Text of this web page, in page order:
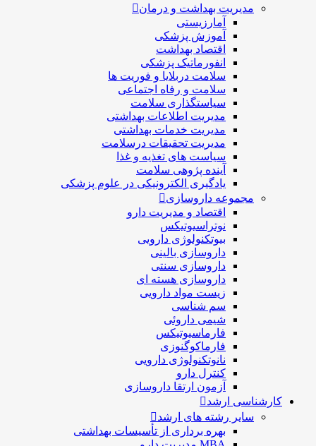
مدیریت بهداشت و درمان
آمارزیستی
آموزش پزشکی
اقتصاد بهداشت
انفورماتیک پزشکی
سلامت دربلايا و فوريت ها
سلامت و رفاه اجتماعی
سیاستگذاری سلامت
مدیریت اطلاعات بهداشتی
مدیریت خدمات بهداشتی
مدیریت تحقیقات درسلامت
سیاست های تغذیه و غذا
آینده پژوهی سلامت
یادگیری الکترونیکی در علوم پزشکی
مجموعه داروسازی
اقتصاد و مديريت دارو
نوتراسیوتیکس
بيوتكنولوژی دارویی
داروسازی بالينی
داروسازی سنتی
داروسازی هسته ای
زیست مواد دارویی
سم شناسی
شيمی داروئی
فارماسيوتيكس
فارماكوگنوزی
نانوتکنولوژی دارویی
كنترل دارو
آزمون ارتقا داروسازی
کارشناسی ارشد
سایر رشته های ارشد
بهره برداری از تأسیسات بهداشتی